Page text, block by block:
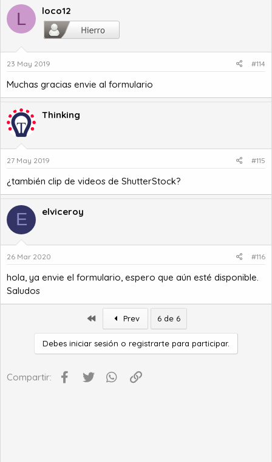
L loco12
23 May 2019 #114
Muchas gracias envie al formulario
Thinking
27 May 2019 #115
¿también clip de videos de ShutterStock?
E elviceroy
26 Mar 2020 #116
hola, ya envie el formulario, espero que aún esté disponible.
Saludos
PrimeroPrev 6 de 6
Debes iniciar sesión o registrarte para participar.
Compartir: Facebook
Twitter WhatsApp